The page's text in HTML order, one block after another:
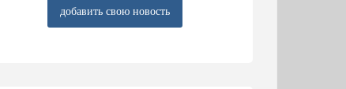
добавить свою новость